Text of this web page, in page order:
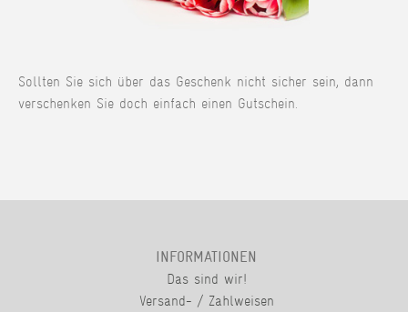
Sollten Sie sich über das Geschenk nicht sicher sein, dann
verschenken Sie doch einfach einen Gutschein.
INFORMATIONEN
Das sind wir!
Versand- / Zahlweisen